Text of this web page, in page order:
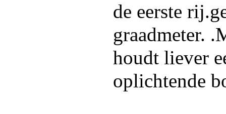
de eerste
graadmeter.
houdt liever
oplichtende